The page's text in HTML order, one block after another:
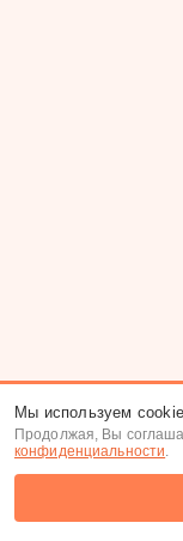
Мы используем
Продолжая, Вы
конфиденциальности.